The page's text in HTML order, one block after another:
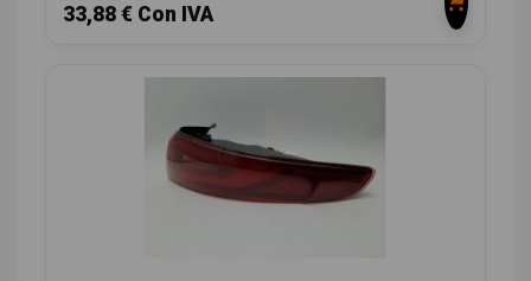
33,88 € Con IVA